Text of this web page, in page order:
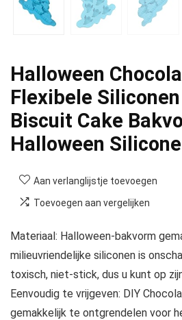
Halloween
Flexibele
Biscuit Cake
Halloween
Aan verlanglijstje toevoegen
Toevoegen aan vergelijken
Materiaal: Halloween-bakvorm
milieuvriendelijke siliconen is
toxisch, niet-stick, dus u kunt op
Eenvoudig te vrijgeven: DIY
gemakkelijk te ontgrendelen voor